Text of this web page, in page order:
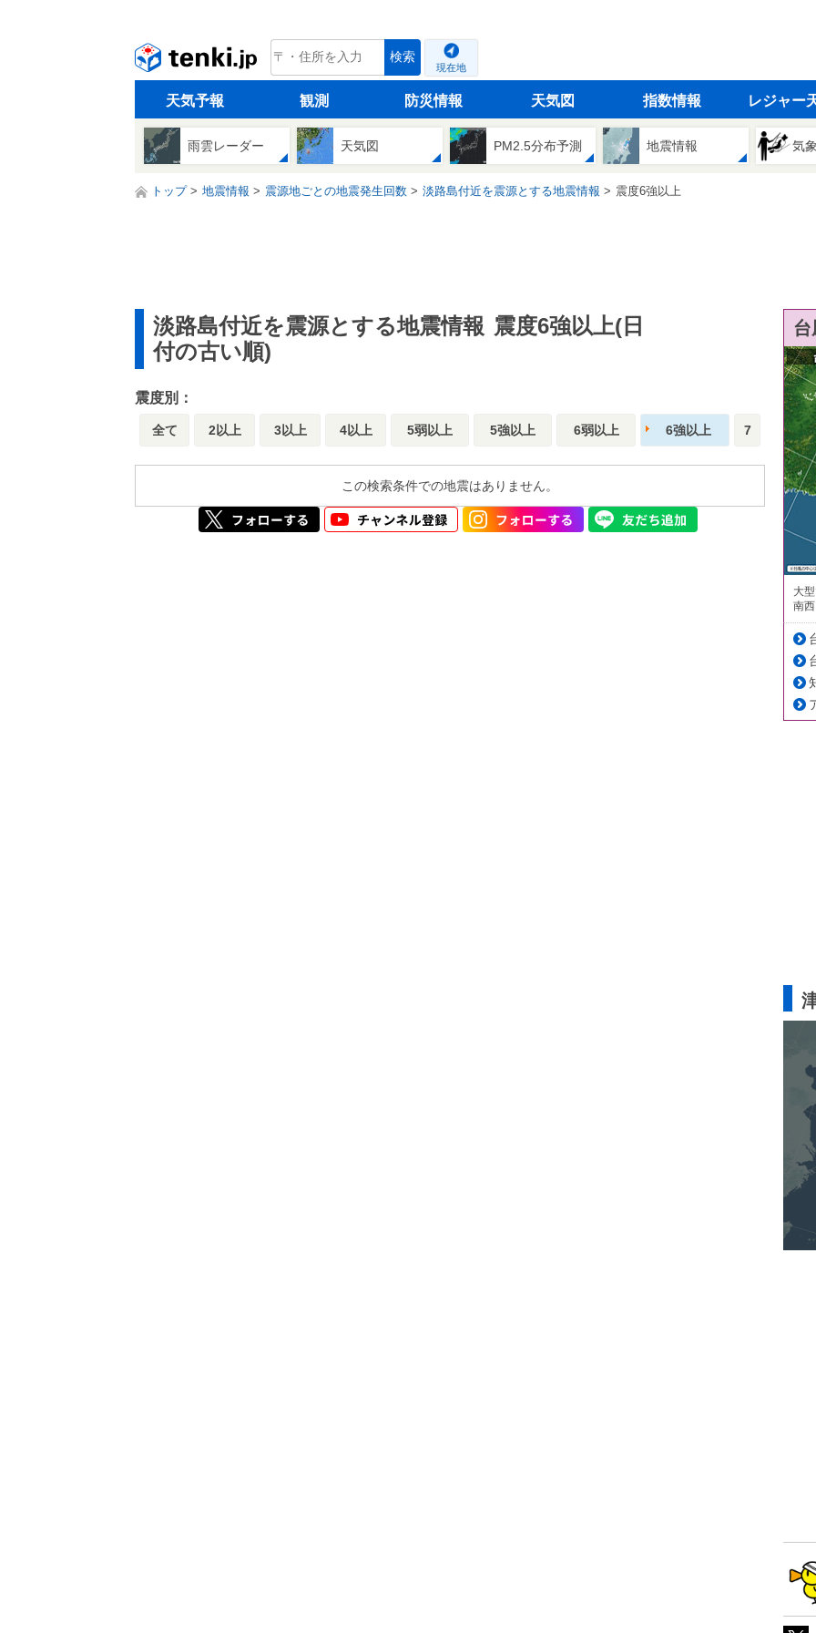
tenki.jp 検索
現在地
天気予報 観測 防災情報 天気図 指数情報 レジャー
雨雲レーダー 天気図 PM2.5分布予測 地震情報 気
トップ 地震情報 震源地ごとの地震発生回数 淡路島付近を震源とする地震情報 震度6強以上
淡路島付近を震源とする地震情報 震度6強以上(日
付の古い順)
震度別：
全て 2以上 3以上 4以上 5弱以上 5強以上 6弱以上 6強以上 7
この検索条件での地震はありません。
大
南